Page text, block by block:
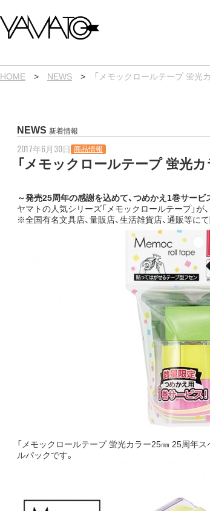
容
を
ッ
プ
HOME > NEWS > 「メモックロールテープ 蛍光
NEWS 新着情報
2017年6月30日 商品情報
「メモックロールテープ 蛍光
～発売25周年の感謝を込めて、つめかえ1巻サー
ヤマトの人気シリーズ「メモックロールテープ」が
※全国有名文具店、量販店、生活雑貨店、通販等にて
「メモックロールテープ 蛍光カラー25㎜ 25周年ス
ルパックです。